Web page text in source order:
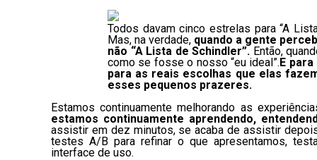
Todos davam cinco estrelas para “A
Mas, na verdade, quando a gente
não “A Lista de Schindler”. Então,
como se fosse o nosso “eu ideal”.E
para as reais escolhas que elas
esses pequenos prazeres.
Estamos continuamente melhorando as
estamos continuamente aprendendo,
assistir em dez minutos, se acaba de assistir
testes A/B para refinar o que apresentamos,
interface de uso.